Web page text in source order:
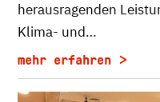
herausragenden
Klima- und…
mehr erfahren